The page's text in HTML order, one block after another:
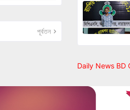
পূর্বতন
Daily News BD